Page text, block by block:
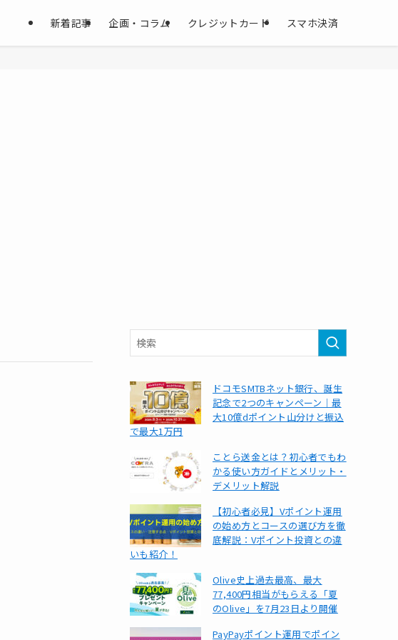
新着記事 企画・コラム クレジットカード スマホ決済
ドコモSMTBネット銀行、誕生
記念で2つのキャンペーン｜最
大10億dポイント山分けと振込
で最大1万円
ことら送金とは？初心者でもわ
かる使い方ガイドとメリット・
デメリット解説
【初心者必見】Vポイント運用
の始め方とコースの選び方を徹
底解説：Vポイント投資との違
いも紹介！
Olive史上過去最高、最大
77,400円相当がもらえる「夏
のOlive」を7月23日より開催
PayPayポイント運用でポイン